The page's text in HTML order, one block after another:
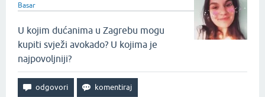
Basar
U kojim dućanima u Zagrebu mogu
kupiti svježi avokado? U kojima je
najpovoljniji?